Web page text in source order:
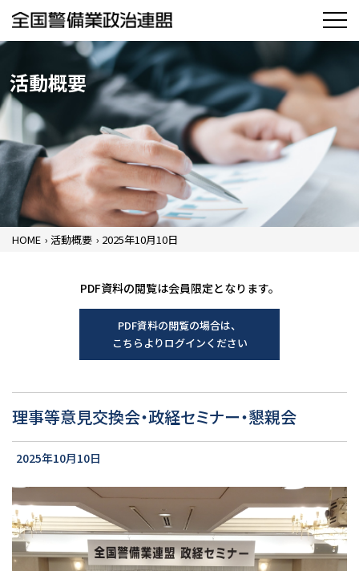
活動概要
HOME › 活動概要 › 2025年10月10日
PDF資料の閲覧は会員限定となります。
PDF資料の閲覧の場合は、
こちらよりログインください
理事等意見交換会・政経セミナー・懇親会
2025年10月10日